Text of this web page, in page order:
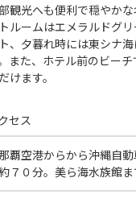
観光へも便利で穏やか
ルームはエメラルドグ
、夕暮れ時には東シナ
また、ホテル前のビー
けます。
セス
覇空港からから沖縄自
７０分。美ら海水族館ま